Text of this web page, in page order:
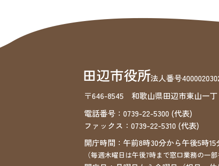
法人番号
〒646-8545 和歌山県田辺市東山一丁
電話番号：0739-22-5300 (代表)
ファックス：0739-22-5310 (代表)
開庁時間：午前8時30分から午後5時15
（毎週木曜日は午後7時まで窓口業務の一